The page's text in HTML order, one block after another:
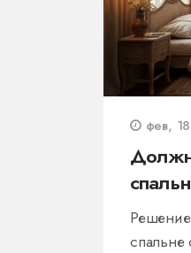
фев,
спальне